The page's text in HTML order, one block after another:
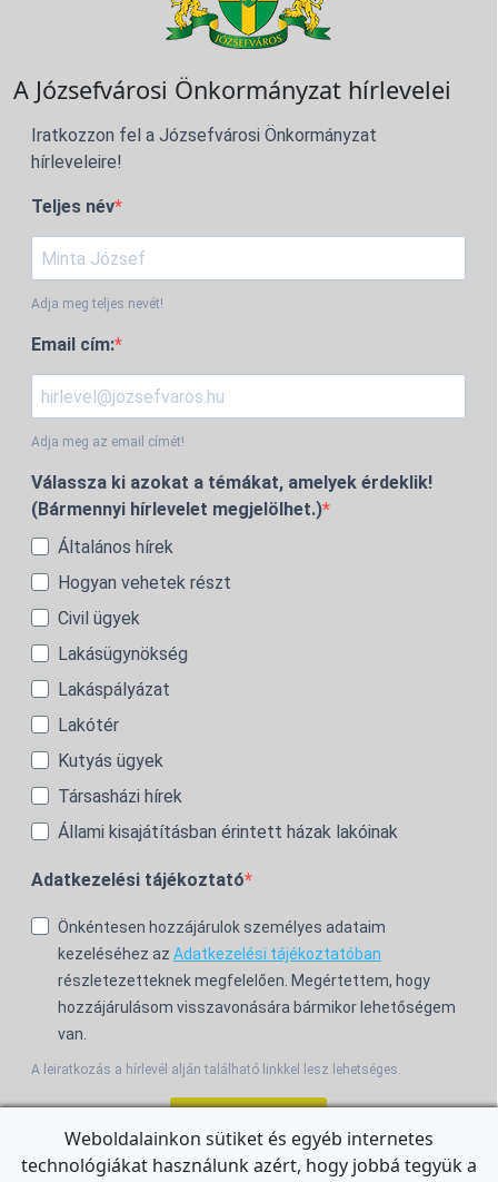
A Józsefvárosi Önkormányzat hírlevelei
Iratkozzon fel a Józsefvárosi Önkormányzat
hírleveleire!
Teljes név
Adja meg teljes nevét!
Email cím:
Adja meg az email címét!
Válassza ki azokat a témákat, amelyek érdeklik!
(Bármennyi hírlevelet megjelölhet.)
Általános hírek
Hogyan vehetek részt
Civil ügyek
Lakásügynökség
Lakáspályázat
Lakótér
Kutyás ügyek
Társasházi hírek
Állami kisajátításban érintett házak lakóinak
Adatkezelési tájékoztató
Önkéntesen hozzájárulok személyes adataim
kezeléséhez az Adatkezelési tájékoztatóban
részletezetteknek megfelelően. Megértettem, hogy
hozzájárulásom visszavonására bármikor lehetőségem
van.
A leiratkozás a hírlevél alján található linkkel lesz lehetséges.
Weboldalainkon sütiket és egyéb internetes
technológiákat használunk azért, hogy jobbá tegyük a